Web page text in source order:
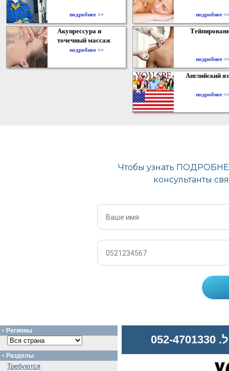
подробнее >> подробнее
Акупрессура и
точечный массаж
подробнее >>
подробнее
Английский
подробнее
Регионы
Разделы
Требуются